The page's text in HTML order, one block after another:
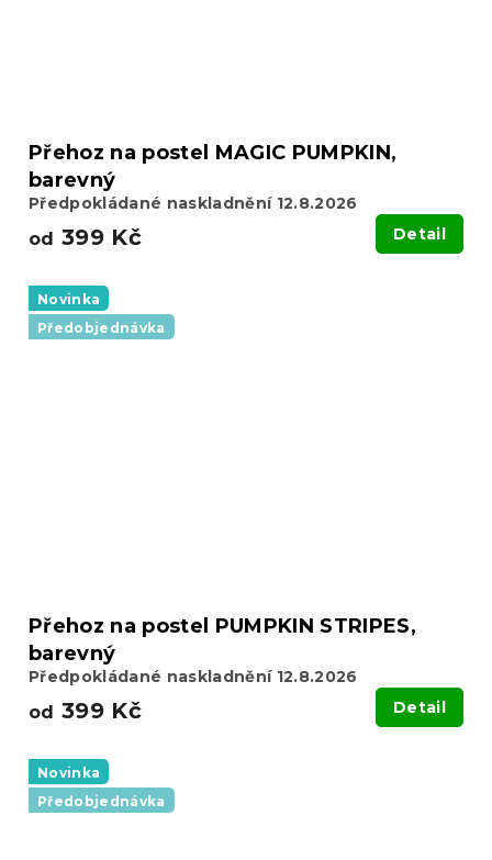
Přehoz na postel MAGIC PUMPKIN,
barevný
Předpokládané naskladnění 12.8.2026
od 399 Kč Detail
Novinka
Předobjednávka
Přehoz na postel PUMPKIN STRIPES,
barevný
Předpokládané naskladnění 12.8.2026
od 399 Kč Detail
Novinka
Předobjednávka